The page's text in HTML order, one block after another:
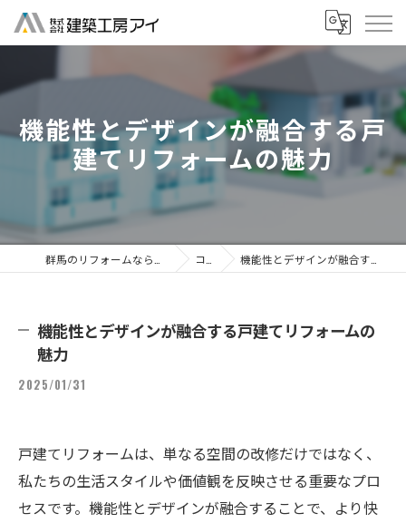
機能性とデザインが融合する戸
建てリフォームの魅力
コラム 機能性とデザインが融合する戸建てリフォームの魅力
機能性とデザインが融合する戸建てリフォームの
魅力
2025/01/31
戸建てリフォームは、単なる空間の改修だけではなく、
私たちの生活スタイルや価値観を反映させる重要なプロ
セスです。機能性とデザインが融合することで、より快